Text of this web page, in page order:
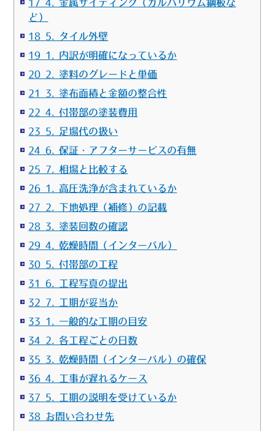
17 4. 金属サイディング（ガルバリウム鋼板な
ど）
18 5. タイル外壁
19 1. 内訳が明確になっているか
20 2. 塗料のグレードと単価
21 3. 塗布面積と金額の整合性
22 4. 付帯部の塗装費用
23 5. 足場代の扱い
24 6. 保証・アフターサービスの有無
25 7. 相場と比較する
26 1. 高圧洗浄が含まれているか
27 2. 下地処理（補修）の記載
28 3. 塗装回数の確認
29 4. 乾燥時間（インターバル）
30 5. 付帯部の工程
31 6. 工程写真の提出
32 7. 工期が妥当か
33 1. 一般的な工期の目安
34 2. 各工程ごとの日数
35 3. 乾燥時間（インターバル）の確保
36 4. 工事が遅れるケース
37 5. 工期の説明を受けているか
38 お問い合わせ先